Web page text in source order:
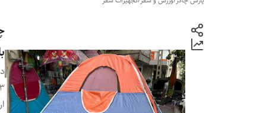
3 متر در 3 متر